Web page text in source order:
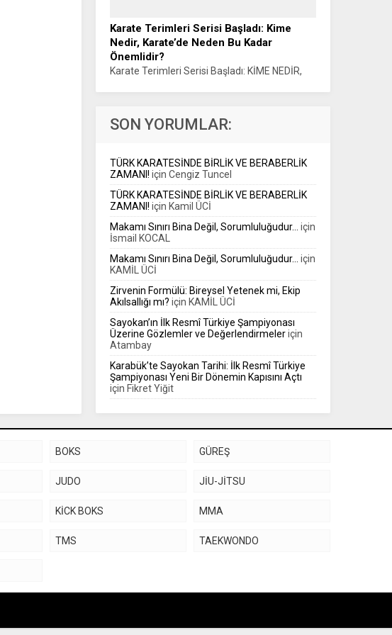
organizasyonlardaki yükselişini Avrupa’nın en
prestijli organizasyonlarından biriyle
sürdürüyor....
Karate Terimleri Serisi Başladı: Kime
Nedir, Karate’de Neden Bu Kadar
Önemlidir?
Karate Terimleri Serisi Başladı: KİME NEDİR,
aktarmayı amaçlayan...
SON YORUMLAR:
TÜRK KARATESİNDE BİRLİK VE BERABERLİK
ZAMANI! için Cengiz Tuncel
TÜRK KARATESİNDE BİRLİK VE BERABERLİK
ZAMANI! için Kamil ÜCİ
Makamı Sınırı Bina Değil, Sorumluluğudur…
için
İsmail KOCAL
Makamı Sınırı Bina Değil, Sorumluluğudur…
için
KAMİL ÜCİ
Zirvenin Formülü: Bireysel Yetenek mi, Ekip
Akılsallığı mı? için KAMİL ÜCİ
Sayokan’ın İlk Resmî Türkiye Şampiyonası
Üzerine Gözlemler ve Değerlendirmeleriçin
Atambay
Karabük’te Sayokan Tarihi: İlk Resmî Türkiye
Şampiyonası Yeni Bir Dönemin Kapısını Açtı
için Fikret Yiğit
BOKS GÜREŞ
JUDO JİU-JİTSU
KİCK BOKS MMA
TMS TAEKWONDO